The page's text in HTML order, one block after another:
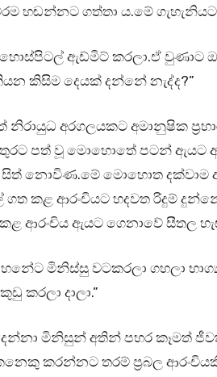
හඬන්නට ගත්තා ය.මේ
හොස්පිටල් ඇඩ්මිට් කරලා.ඒ වුණාට
කිසිම දෙයක් දන්නේ නැද්ද?”
නිරායුධ අරගලයකට අමානුෂික
පත් වූ මොහොතේ පටන් ඇයට
නොවිණ.මේ මොහොත දක්වාම
ගත කළ ආරංචියට හදවත රිදුම්
ආරංචිය ඇයට ගෙනාවේ සීතල
මිනිස්සු වටකරලා ගහලා
කරලා දාලා.”
මිනිසුන් අතින් පහර කෑමත්
කරන්නට තරම් ප්‍රබල